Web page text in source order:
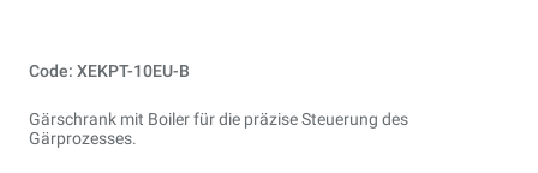
Code: XEKPT-10EU-B
Gärschrank mit Boiler für die präzise Steuerung des
Gärprozesses.